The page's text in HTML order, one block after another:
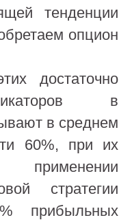
тенденции
опцион
достаточно
в
в среднем
60%, при их
стратегии
прибыльных